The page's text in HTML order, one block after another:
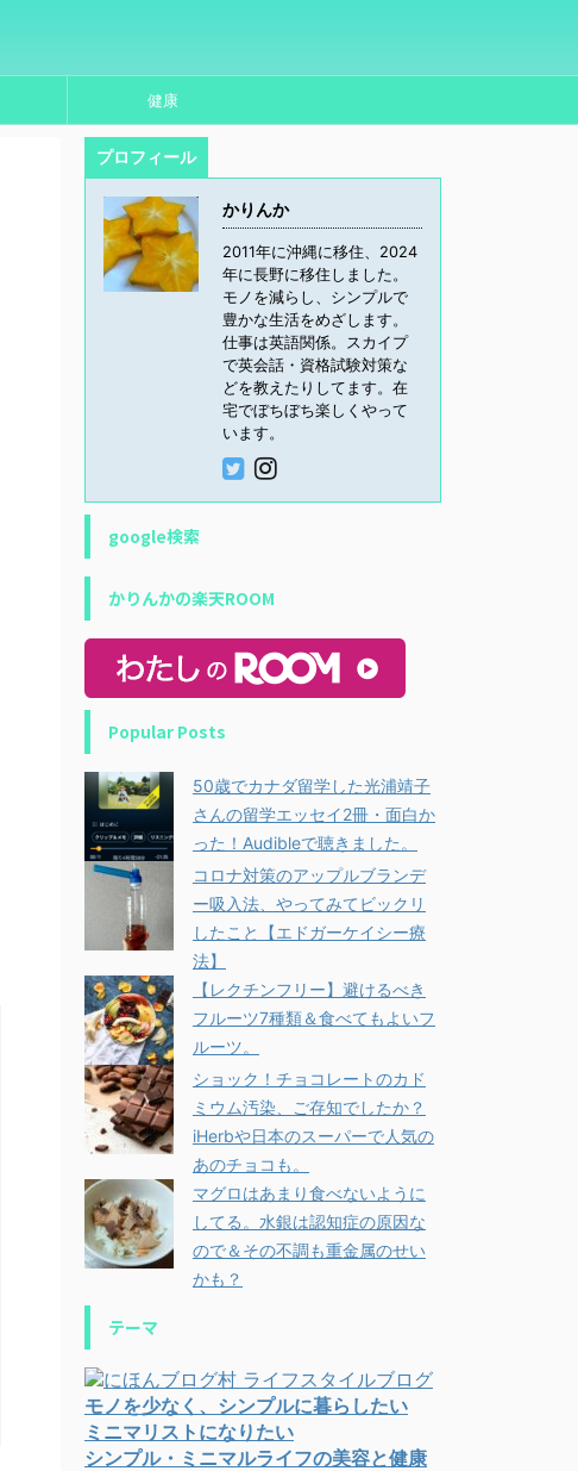
健康
プロフィール
かりんか
2011年に沖縄に移住、2024
年に長野に移住しました。
モノを減らし、シンプルで
豊かな生活をめざします。
仕事は英語関係。スカイプ
で英会話・資格試験対策な
どを教えたりしてます。在
宅でぼちぼち楽しくやって
います。
google検索
かりんかの楽天ROOM
Popular Posts
50歳でカナダ留学した光浦靖子
さんの留学エッセイ2冊・面白か
った！Audibleで聴きました。
コロナ対策のアップルブランデ
ー吸入法、やってみてビックリ
したこと【エドガーケイシー療
法】
【レクチンフリー】避けるべき
フルーツ7種類＆食べてもよいフ
ルーツ。
ショック！チョコレートのカド
ミウム汚染、ご存知でしたか？
iHerbや日本のスーパーで人気の
あのチョコも。
マグロはあまり食べないように
してる。水銀は認知症の原因な
ので＆その不調も重金属のせい
かも？
テーマ
モノを少なく、シンプルに暮らしたい
ミニマリストになりたい
シンプル・ミニマルライフの美容と健康